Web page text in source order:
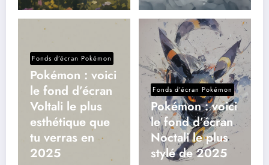
Fonds d’écran Pokémon
Pokémon : voici
le fond d’écran
Voltali le plus
esthétique que
tu verras en
2025
Fonds d’écran Pokémon
Pokémon : voici
le fond d’écran
Noctali le plus
stylé de 2025